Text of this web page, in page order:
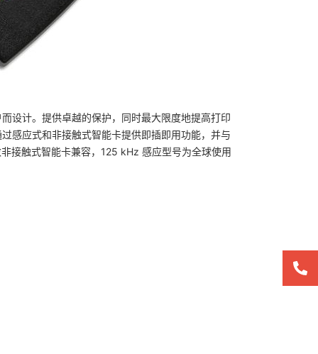
设计。提供卓越的保护，同时最大限度地提高打印
感应式和非接触式智能卡提供即插即用功能，并与
接触式智能卡兼容，125 kHz 感应型号为全球使用